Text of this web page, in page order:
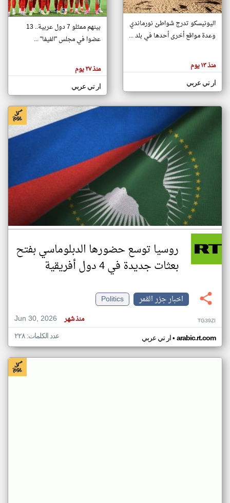
تغيير الدولة
اخبار جزر القمر على مدار الساعة
أهم اخبار جزر القمر العاجلة والمباشرة
هنا عن
وجهة
كاتبيها.
اليونيسكو تدرج شواطئ نورماندي
وعدة مواقع أخرى أحدها في بلد ...
منذ ١٣ يوم
ار تي عربي
بينهم ممثلو 7 دول عربية.. 13
عضوا في مجلس "الفيفا" ...
منذ ٢٧ يوم
ار تي عربي
روسيا توسع حضورها الدبلوماسي بفتح
بعثات جديدة في 4 دول أفريقية
اخبار جزر القمر
Politics
Jun 30, 2026
منذ شهر TG39ZI
ار تي عربي• arabic.rt.com عدد الكلمات: ٢٢٨
klyoum.com